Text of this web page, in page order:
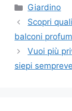
Categorie
Giardino
Scopri
balconi
Vuoi più
siepi